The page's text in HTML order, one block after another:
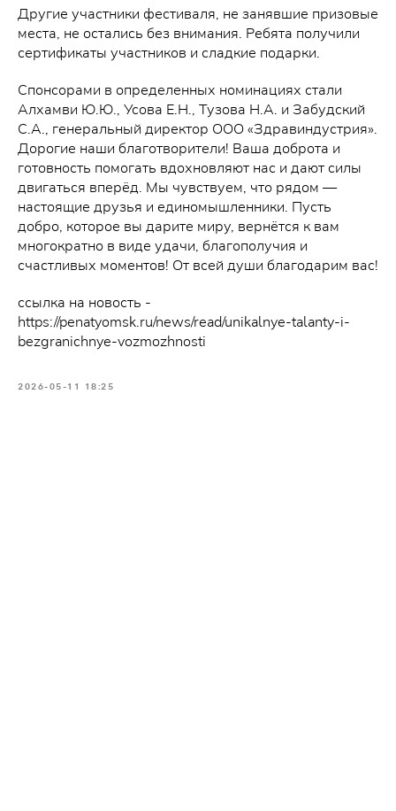
Другие участники фестиваля, не занявшие призовые
места, не остались без внимания. Ребята получили
сертификаты участников и сладкие подарки.
Спонсорами в определенных номинациях стали
Алхамви Ю.Ю., Усова Е.Н., Тузова Н.А. и Забудский
С.А., генеральный директор ООО «Здравиндустрия».
Дорогие наши благотворители! Ваша доброта и
готовность помогать вдохновляют нас и дают силы
двигаться вперёд. Мы чувствуем, что рядом —
настоящие друзья и единомышленники. Пусть
добро, которое вы дарите миру, вернётся к вам
многократно в виде удачи, благополучия и
счастливых моментов! От всей души благодарим вас!
ссылка на новость -
https://penatyomsk.ru/news/read/unikalnye-talanty-i-
bezgranichnye-vozmozhnosti
2026-05-11 18:25